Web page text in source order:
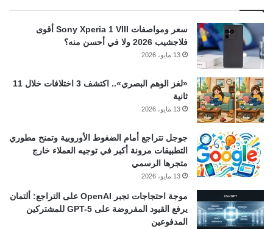
سعر ومواصفات Sony Xperia 1 VIII أقوى
فلاجشيب 2026 ولا في أحسن منه؟
13 مايو، 2026
«لغز الوهم البصري».. اكتشف 3 اختلافات خلال 11
ثانية
13 مايو، 2026
جوجل تتراجع أمام الضغوط الأوروبية وتمنح مطوري
التطبيقات مرونة أكبر في توجيه العملاء خارج
متجرها الرسمي
13 مايو، 2026
موجة احتجاجات تجبر OpenAI على التراجع: ألتمان
يرفع القيود المفروضة على GPT-5 للمشتركين
المدفوعين